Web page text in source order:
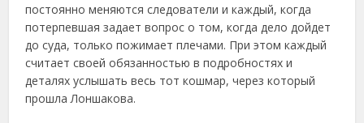
постоянно меняются следователи и каждый, когда
потерпевшая задает вопрос о том, когда дело дойдет
до суда, только пожимает плечами. При этом каждый
считает своей обязанностью в подробностях и
деталях услышать весь тот кошмар, через который
прошла Лоншакова.